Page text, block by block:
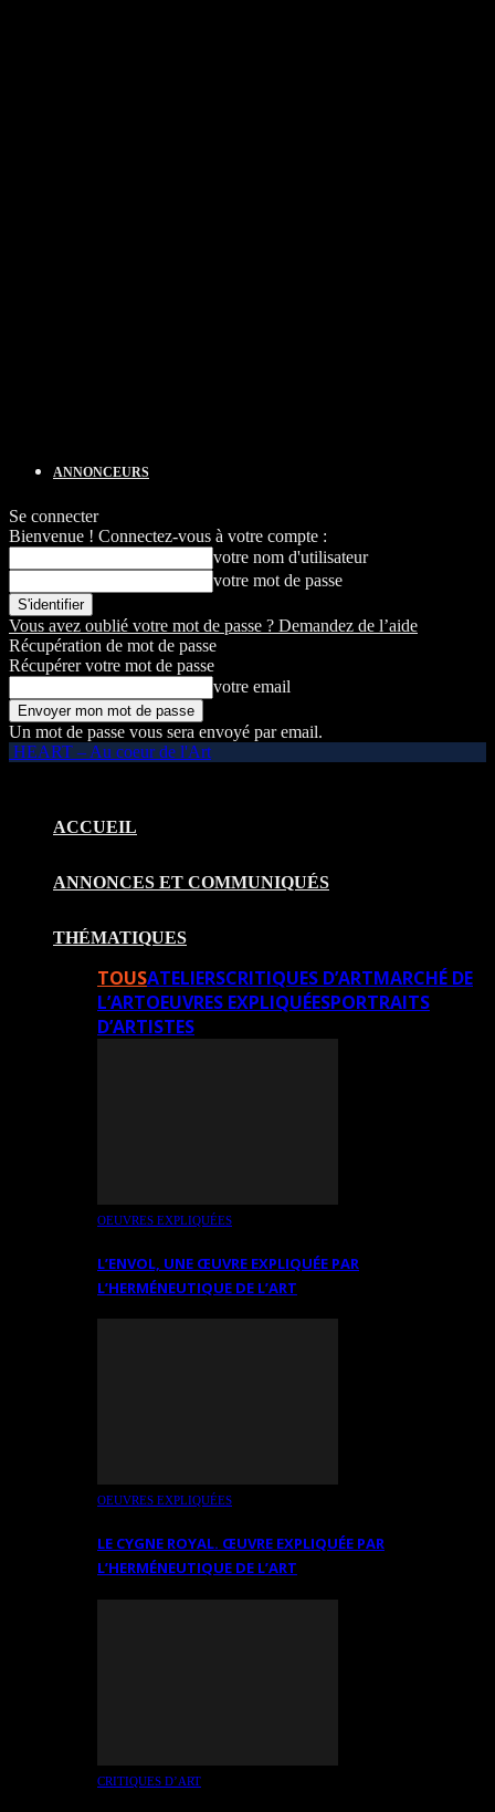
ANNONCEURS
Se connecter
Bienvenue ! Connectez-vous à votre compte :
votre nom d'utilisateur
votre mot de passe
Vous avez oublié votre mot de passe ? Demandez de l’aide
Récupération de mot de passe
Récupérer votre mot de passe
votre email
Un mot de passe vous sera envoyé par email.
HEART – Au coeur de l'Art
ACCUEIL
ANNONCES ET COMMUNIQUÉS
THÉMATIQUES
TOUSATELIERSCRITIQUES D’ARTMARCHÉ DE
L’ARTOEUVRES EXPLIQUÉESPORTRAITS
D’ARTISTES
OEUVRES EXPLIQUÉES
L’ENVOL, UNE ŒUVRE EXPLIQUÉE PAR
L’HERMÉNEUTIQUE DE L’ART
OEUVRES EXPLIQUÉES
LE CYGNE ROYAL. ŒUVRE EXPLIQUÉE PAR
L’HERMÉNEUTIQUE DE L’ART
CRITIQUES D’ART